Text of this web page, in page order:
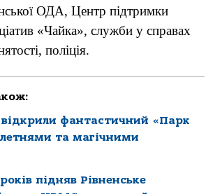
ОДА, Центр підтримки
«Чайка», служби у справах
поліція.
фантастичний «Парк
та магічними
підняв Рівненське